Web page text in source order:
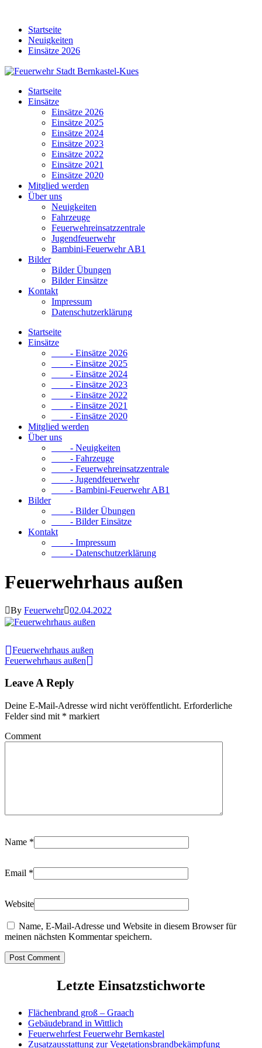
contentStartseite
Neuigkeiten
Einsätze 2026
Startseite
Einsätze
Einsätze 2026
Einsätze 2025
Einsätze 2024
Einsätze 2023
Einsätze 2022
Einsätze 2021
Einsätze 2020
Mitglied werden
Über uns
Neuigkeiten
Fahrzeuge
Feuerwehreinsatzzentrale
Jugendfeuerwehr
Bambini-Feuerwehr AB1
Bilder
Bilder Übungen
Bilder Einsätze
Kontakt
Impressum
Datenschutzerklärung
Startseite
Einsätze
- Einsätze 2026
- Einsätze 2025
- Einsätze 2024
- Einsätze 2023
- Einsätze 2022
- Einsätze 2021
- Einsätze 2020
Mitglied werden
Über uns
- Neuigkeiten
- Fahrzeuge
- Feuerwehreinsatzzentrale
- Jugendfeuerwehr
- Bambini-Feuerwehr AB1
Bilder
- Bilder Übungen
- Bilder Einsätze
Kontakt
- Impressum
- Datenschutzerklärung
Feuerwehrhaus außen
By Feuerwehr 02.04.2022
Feuerwehrhaus außen
Feuerwehrhaus außen
Leave A Reply
Deine E-Mail-Adresse wird nicht veröffentlicht. Erforderliche
Felder sind mit * markiert
Comment
Name *
Email *
Website
Name, E-Mail-Adresse und Website in diesem Browser für
meinen nächsten Kommentar speichern.
Letzte Einsatzstichworte
Flächenbrand groß – Graach
Gebäudebrand in Wittlich
Feuerwehrfest Feuerwehr Bernkastel
Zusatzausstattung zur Vegetationsbrandbekämpfung